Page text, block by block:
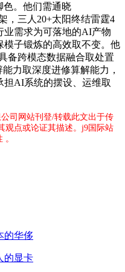
色。他们需通晓
，三人20+太阳终结雷霆4
业需求为可落地的AI产物
子锻炼的高效取不变。他
备跨模态数据融合取处置
力取深度进修算解能力，
担AI系统的摆设、运维取
司网站刊登/转载此文出于传
观点或论证其描述。j9国际站
的华侈
的显卡